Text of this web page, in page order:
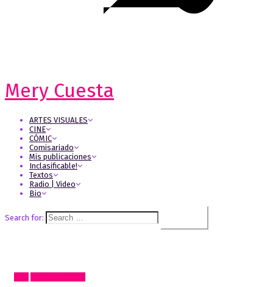
Mery Cuesta
ARTES VISUALES
CINE
CÓMIC
Comisariado
Mis publicaciones
Inclasificable!
Textos
Radio | Video
Bio
Search for: